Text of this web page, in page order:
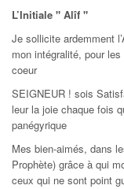
L’Initiale " Alîf "
Je sollicite ardemment
mon intégralité, pour
coeur
SEIGNEUR ! sois
leur la joie chaque fois
panégyrique
Mes bien-aimés, dans
Prophète) grâce à qui
ceux qui ne sont point